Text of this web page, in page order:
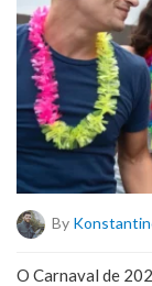
By
O Carnaval de